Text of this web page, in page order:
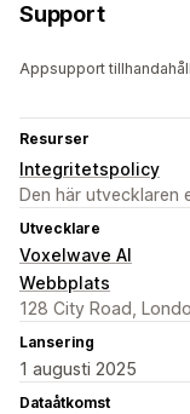
Support
Appsupport
Resurser
Integritetspolicy
Den här utvecklaren
Utvecklare
Voxelwave AI
Webbplats
128 City Road,
Lansering
1 augusti 2025
Dataåtkomst